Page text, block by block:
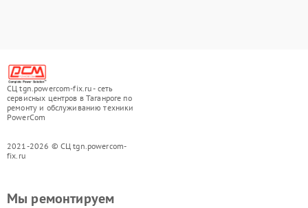
СЦ tgn.powercom-fix.ru - сеть
сервисных центров в Таганроге по
ремонту и обслуживанию техники
PowerCom
2021-2026 © СЦ tgn.powercom-
fix.ru
Мы ремонтируем